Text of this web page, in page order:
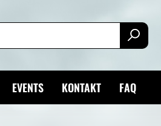
EVENTS KONTAKT FAQ